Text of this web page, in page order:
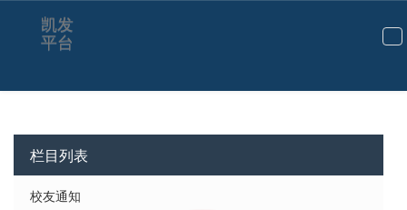
切
航
凯发
平台
栏目列表
校友通知